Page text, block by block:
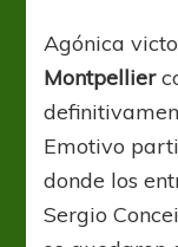
Agónica
Montpellier
Emotivo
donde los
Sergio